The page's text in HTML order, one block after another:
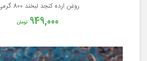
روغن ارده کنجد لبخند 800 گرمی
949,000 تومان